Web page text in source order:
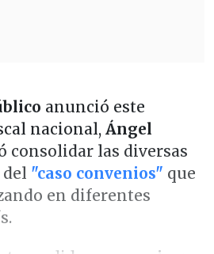
anunció este
nacional,Ángel
consolidar las diversas
"caso convenios" que
en diferentes